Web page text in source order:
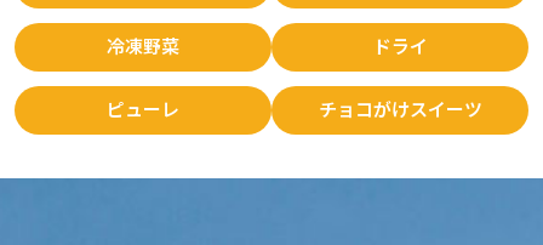
冷凍野菜 ドライ
ピューレ チョコがけスイーツ